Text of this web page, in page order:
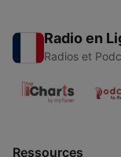
Radio en
Radios et
Ressources